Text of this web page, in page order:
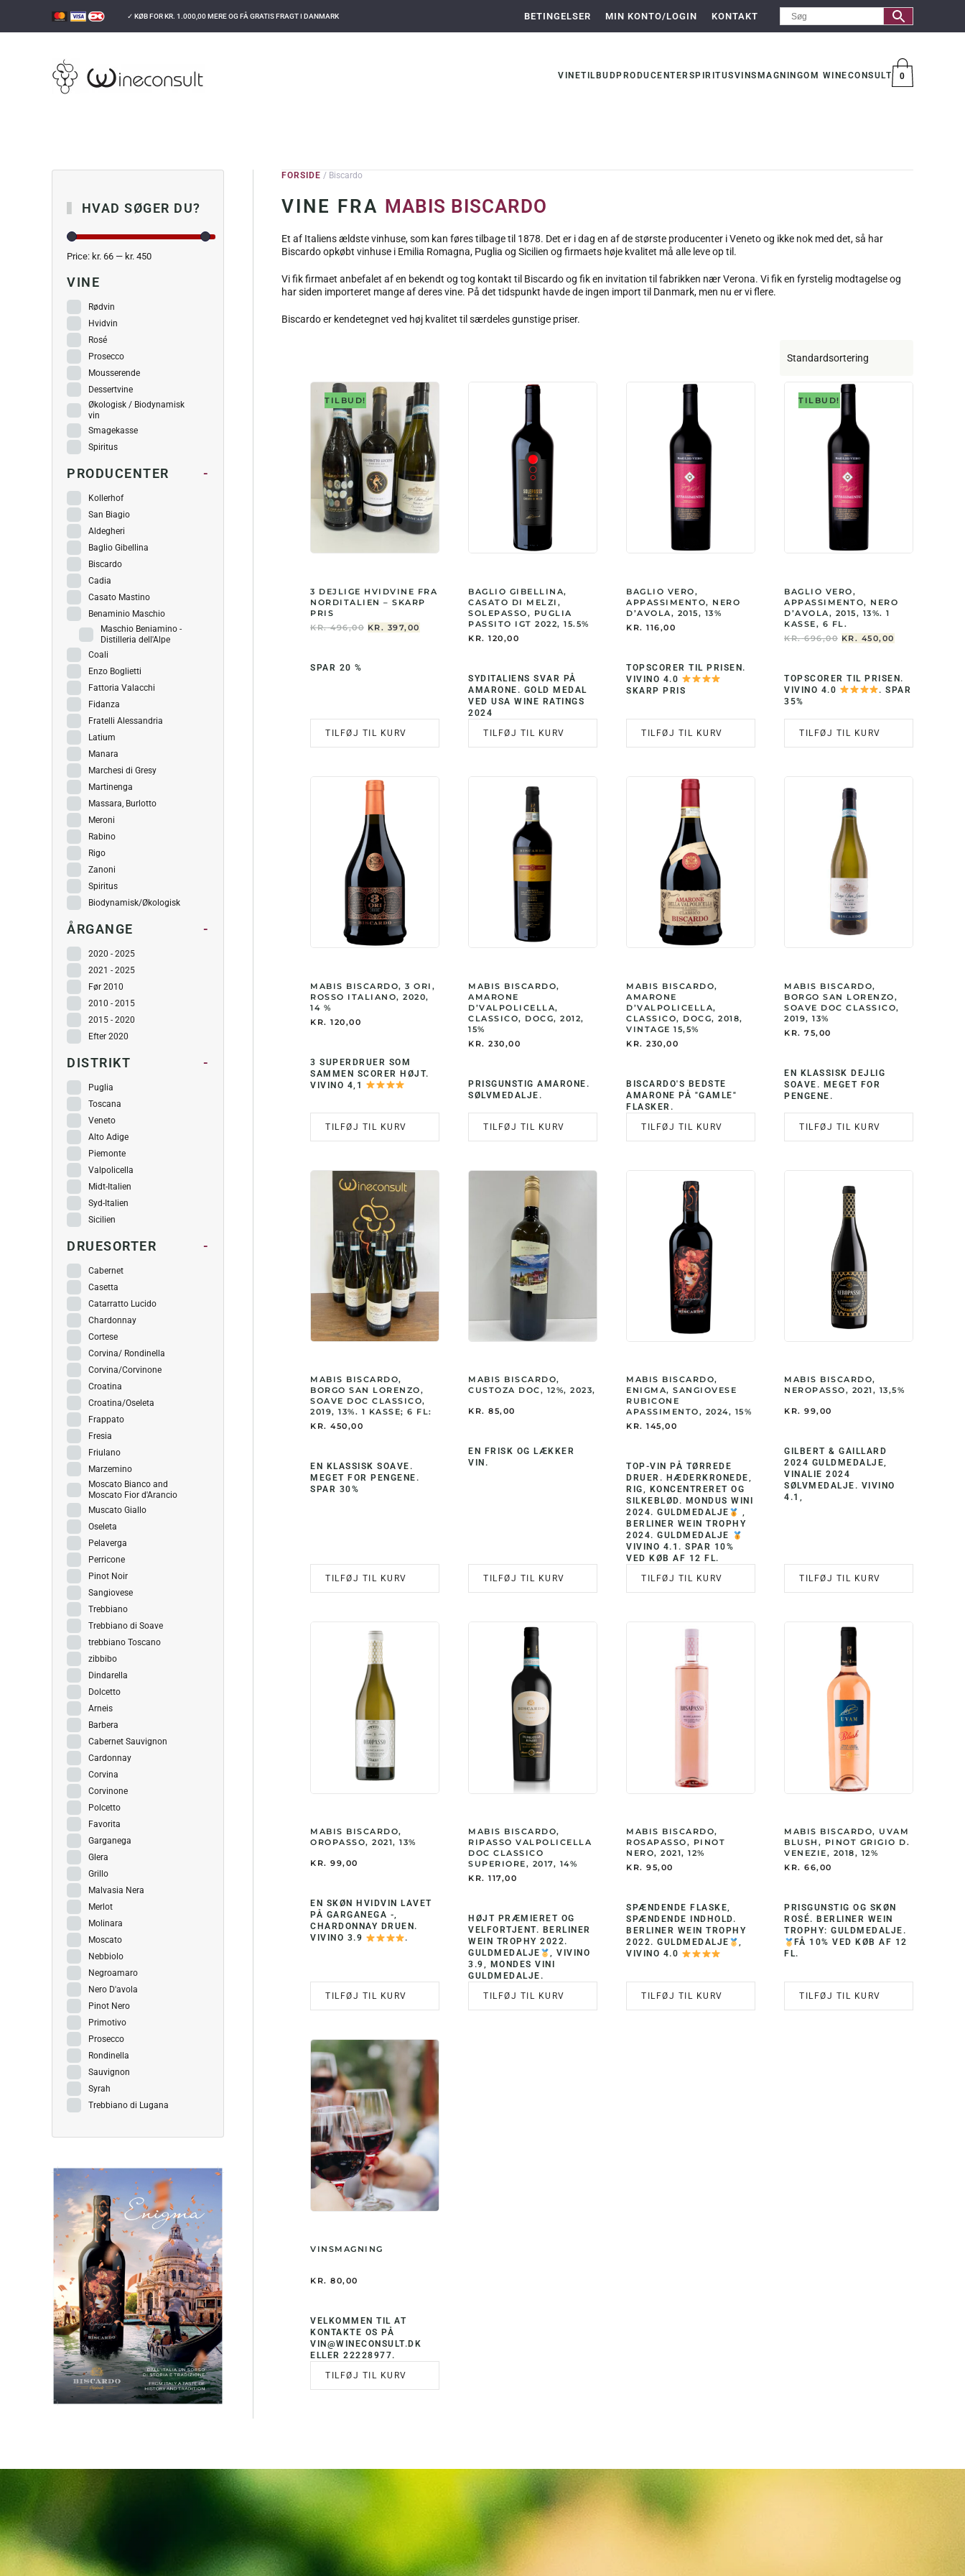
✓ KØB FORKR. 1.000,00MERE OG FÅ GRATIS FRAGT I DANMARK BETINGELSER MIN KONTO/LOGIN KONTAKT
VINETILBUD PRODUCENTERSPIRITUSVINSMAGNINGOM WINECONSULT 0
FORSIDE / Biscardo
VINE FRA MABIS BISCARDO
Et af Italiens ældste vinhuse, som kan føres tilbage til 1878. Det er i dag en af de største producenter i Veneto og ikke nok med det, så har
Biscardo opkøbt vinhuse i Emilia Romagna, Puglia og Sicilien og firmaets høje kvalitet må alle leve op til.
Vi fik firmaet anbefalet af en bekendt og tog kontakt til Biscardo og fik en invitation til fabrikken nær Verona. Vi fik en fyrstelig modtagelse og
har siden importeret mange af deres vine. På det tidspunkt havde de ingen import til Danmark, men nu er vi flere.
Biscardo er kendetegnet ved høj kvalitet til særdeles gunstige priser.
TILBUD!
3 DEJLIGE HVIDVINE FRA
NORDITALIEN – SKARP
PRIS
KR.496,00 DEN
KR. 397,00
AKTUELLE
SPAR 20 %
TILFØJ TIL KURV
BAGLIO GIBELLINA,
CASATO DI MELZI,
SOLEPASSO, PUGLIA
PASSITO IGT 2022, 15.5%
KR. 120,00
SYDITALIENS SVAR PÅ
AMARONE. GOLD MEDAL
VED USA WINE RATINGS
2024
TILFØJ TIL KURV
BAGLIO VERO,
APPASSIMENTO, NERO
D’AVOLA, 2015, 13%
KR. 116,00
TOPSCORER TIL PRISEN.
VIVINO 4.0
SKARP PRIS
TILFØJ TIL KURV
TILBUD!
BAGLIO VERO,
APPASSIMENTO, NERO
D’AVOLA, 2015, 13%. 1
KASSE, 6 FL.
KR.696,00 DEN
KR. 696,00.
KR. 450,00
KR. 450,00.
TOPSCORER TIL PRISEN.
VIVINO 4.0
. SPAR
35%
TILFØJ TIL KURV
MABIS BISCARDO, 3 ORI,
ROSSO ITALIANO, 2020,
14 %
KR. 120,00
3 SUPERDRUER SOM
SAMMEN SCORER HØJT.
VIVINO 4,1
TILFØJ TIL KURV
MABIS BISCARDO,
AMARONE
D’VALPOLICELLA,
CLASSICO, DOCG, 2012,
15%
KR. 230,00
PRISGUNSTIG AMARONE.
SØLVMEDALJE.
TILFØJ TIL KURV
MABIS BISCARDO,
AMARONE
D’VALPOLICELLA,
CLASSICO, DOCG, 2018,
VINTAGE 15,5%
KR. 230,00
BISCARDO'S BEDSTE
AMARONE PÅ "GAMLE"
FLASKER.
TILFØJ TIL KURV
MABIS BISCARDO,
BORGO SAN LORENZO,
SOAVE DOC CLASSICO,
2019, 13%
KR. 75,00
EN KLASSISK DEJLIG
SOAVE. MEGET FOR
PENGENE.
TILFØJ TIL KURV
MABIS BISCARDO,
BORGO SAN LORENZO,
SOAVE DOC CLASSICO,
2019, 13%. 1 KASSE; 6 FL:
KR. 450,00
EN KLASSISK SOAVE.
MEGET FOR PENGENE.
SPAR 30%
TILFØJ TIL KURV
MABIS BISCARDO,
CUSTOZA DOC, 12%, 2023,
KR. 85,00
EN FRISK OG LÆKKER
VIN.
TILFØJ TIL KURV
MABIS BISCARDO,
ENIGMA, SANGIOVESE
RUBICONE
APASSIMENTO, 2024, 15%
KR. 145,00
TOP-VIN PÅ TØRREDE
DRUER. HÆDERKRONEDE,
RIG, KONCENTRERET OG
SILKEBLØD. MONDUS WINI
2024. GULDMEDALJE
,
BERLINER WEIN TROPHY
2024. GULDMEDALJE
VIVINO 4.1. SPAR 10%
VED KØB AF 12 FL.
TILFØJ TIL KURV
MABIS BISCARDO,
NEROPASSO, 2021, 13,5%
KR. 99,00
GILBERT & GAILLARD
2024 GULDMEDALJE,
VINALIE 2024
SØLVMEDALJE. VIVINO
4.1,
TILFØJ TIL KURV
MABIS BISCARDO,
OROPASSO, 2021, 13%
KR. 99,00
EN SKØN HVIDVIN LAVET
PÅ GARGANEGA -,
CHARDONNAY DRUEN.
VIVINO 3.9
.
TILFØJ TIL KURV
MABIS BISCARDO,
RIPASSO VALPOLICELLA
DOC CLASSICO
SUPERIORE, 2017, 14%
KR. 117,00
HØJT PRÆMIERET OG
VELFORTJENT. BERLINER
WEIN TROPHY 2022.
GULDMEDALJE
, VIVINO
3.9, MONDES VINI
GULDMEDALJE.
TILFØJ TIL KURV
MABIS BISCARDO,
ROSAPASSO, PINOT
NERO, 2021, 12%
KR. 95,00
SPÆNDENDE FLASKE,
SPÆNDENDE INDHOLD.
BERLINER WEIN TROPHY
2022. GULDMEDALJE
,
VIVINO 4.0
TILFØJ TIL KURV
MABIS BISCARDO, UVAM
BLUSH, PINOT GRIGIO D.
VENEZIE, 2018, 12%
KR. 66,00
PRISGUNSTIG OG SKØN
ROSÉ. BERLINER WEIN
TROPHY: GULDMEDALJE.
FÅ 10% VED KØB AF 12
FL.
TILFØJ TIL KURV
VINSMAGNING
KR. 80,00
VELKOMMEN TIL AT
KONTAKTE OS PÅ
VIN@WINECONSULT.DK
ELLER 22228977.
TILFØJ TIL KURV
HVAD SØGER DU?
Price: kr. 66 — kr. 450
VINE
Rødvin
Hvidvin
Rosé
Prosecco
Mousserende
Dessertvine
Økologisk / Biodynamisk
vin
Smagekasse
Spiritus
PRODUCENTER -
Kollerhof
San Biagio
Aldegheri
Baglio Gibellina
Biscardo
Cadia
Casato Mastino
Benaminio Maschio
Maschio Beniamino -
Distilleria dell'Alpe
Coali
Enzo Boglietti
Fattoria Valacchi
Fidanza
Fratelli Alessandria
Latium
Manara
Marchesi di Gresy
Martinenga
Massara, Burlotto
Meroni
Rabino
Rigo
Zanoni
Spiritus
Biodynamisk/Økologisk
ÅRGANGE -
2020 - 2025
2021 - 2025
Før 2010
2010 - 2015
2015 - 2020
Efter 2020
DISTRIKT -
Puglia
Toscana
Veneto
Alto Adige
Piemonte
Valpolicella
Midt-Italien
Syd-Italien
Sicilien
DRUESORTER -
Cabernet
Casetta
Catarratto Lucido
Chardonnay
Cortese
Corvina/ Rondinella
Corvina/Corvinone
Croatina
Croatina/Oseleta
Frappato
Fresia
Friulano
Marzemino
Moscato Bianco and
Moscato Fior d'Arancio
Muscato Giallo
Oseleta
Pelaverga
Perricone
Pinot Noir
Sangiovese
Trebbiano
Trebbiano di Soave
trebbiano Toscano
zibbibo
Dindarella
Dolcetto
Arneis
Barbera
Cabernet Sauvignon
Cardonnay
Corvina
Corvinone
Polcetto
Favorita
Garganega
Glera
Grillo
Malvasia Nera
Merlot
Molinara
Moscato
Nebbiolo
Negroamaro
Nero D'avola
Pinot Nero
Primotivo
Prosecco
Rondinella
Sauvignon
Syrah
Trebbiano di Lugana